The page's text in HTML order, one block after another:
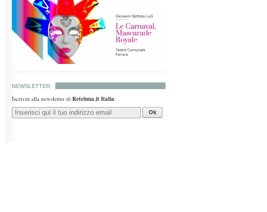
NEWSLETTER
Iscriviti alla newsletter di Reteluna.it Italia:
Ok